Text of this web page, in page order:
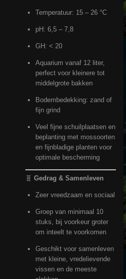
Temperatuur: 15 – 26 °C
pH: 6,5 – 7,8
GH: < 20
Aquarium vanaf 12 liter,
perfect voor kleinere tot
middelgrote bakken
Bodembedekking: zand of
fijn grind
Veel fijne schuilplaatsen en
beplanting met mossoorten
en fijnbladige planten voor
optimale bescherming
🧬 Gedrag & Samenleven
Zeer vreedzaam en sociaal
Groep van minimaal 10
stuks, bij voorkeur groter
om inteelt te voorkomen
Geschikt voor samenleven
met kleine, vredelievende
vissen en de meeste